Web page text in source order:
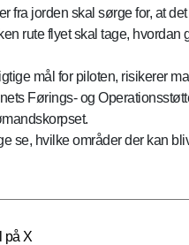
fra jorden skal sørge for, at
rute flyet skal tage,
mål for piloten, risikerer
Førings- og
se, hvilke områder der kan
på X